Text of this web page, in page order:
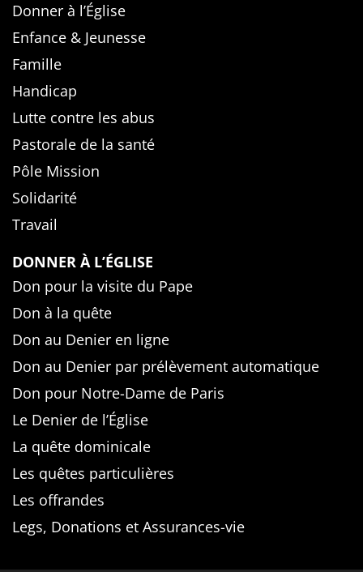
Donner à l’Église
Enfance & Jeunesse
Famille
Handicap
Lutte contre les abus
Pastorale de la santé
Pôle Mission
Solidarité
Travail
DONNER À L’ÉGLISE
Don pour la visite du Pape
Don à la quête
Don au Denier en ligne
Don au Denier par prélèvement automatique
Don pour Notre-Dame de Paris
Le Denier de l’Église
La quête dominicale
Les quêtes particulières
Les offrandes
Legs, Donations et Assurances-vie